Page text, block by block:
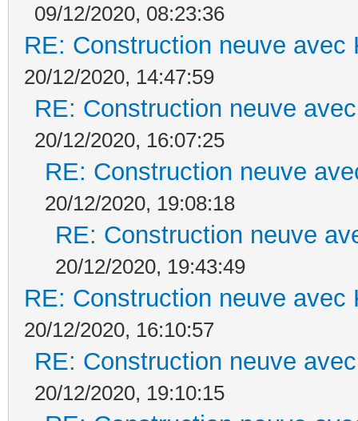
09/12/2020, 08:23:36
RE: Construction neuve avec
20/12/2020, 14:47:59
RE: Construction neuve
20/12/2020, 16:07:25
RE: Construction neuve
20/12/2020, 19:08:18
RE: Construction neuve
20/12/2020, 19:43:49
RE: Construction neuve avec
20/12/2020, 16:10:57
RE: Construction neuve
20/12/2020, 19:10:15